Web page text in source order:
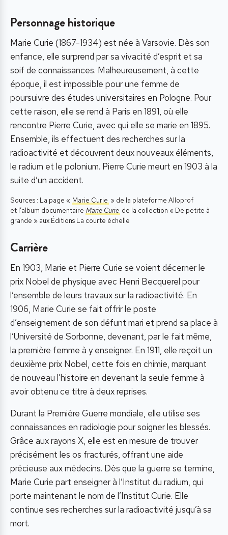
Personnage historique
Marie Curie (1867-1934) est née à Varsovie. Dès son
enfance, elle surprend par sa vivacité d’esprit et sa
soif de connaissances. Malheureusement, à cette
époque, il est impossible pour une femme de
poursuivre des études universitaires en Pologne. Pour
cette raison, elle se rend à Paris en 1891, où elle
rencontre Pierre Curie, avec qui elle se marie en 1895.
Ensemble, ils effectuent des recherches sur la
radioactivité et découvrent deux nouveaux éléments,
le radium et le polonium. Pierre Curie meurt en 1903 à la
suite d’un accident.
Sources : La page « Marie Curie » de la plateforme Alloprof
et l’album documentaire Marie Curie de la collection « De petite à
grande » aux Éditions La courte échelle
Carrière
En 1903, Marie et Pierre Curie se voient décerner le
prix Nobel de physique avec Henri Becquerel pour
l’ensemble de leurs travaux sur la radioactivité. En
1906, Marie Curie se fait offrir le poste
d’enseignement de son défunt mari et prend sa place à
l’Université de Sorbonne, devenant, par le fait même,
la première femme à y enseigner. En 1911, elle reçoit un
deuxième prix Nobel, cette fois en chimie, marquant
de nouveau l’histoire en devenant la seule femme à
avoir obtenu ce titre à deux reprises.
Durant la Première Guerre mondiale, elle utilise ses
connaissances en radiologie pour soigner les blessés.
Grâce aux rayons X, elle est en mesure de trouver
précisément les os fracturés, offrant une aide
précieuse aux médecins. Dès que la guerre se termine,
Marie Curie part enseigner à l’Institut du radium, qui
porte maintenant le nom de l’Institut Curie. Elle
continue ses recherches sur la radioactivité jusqu’à sa
mort.